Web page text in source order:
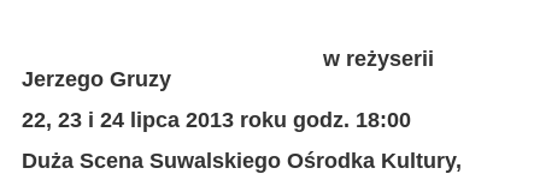
w reżyserii
Jerzego Gruzy
22, 23 i 24 lipca 2013 roku godz. 18:00
Duża Scena Suwalskiego Ośrodka Kultury,